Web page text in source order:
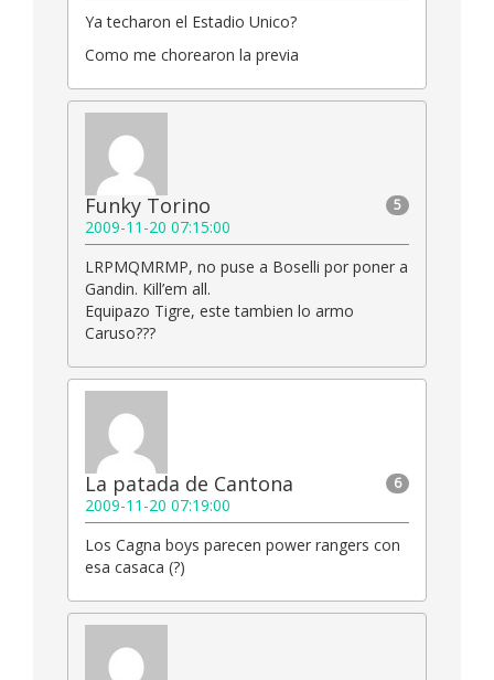
Ya techaron el Estadio Unico?
Como me chorearon la previa
5
Funky Torino
2009-11-20 07:15:00
LRPMQMRMP, no puse a Boselli por poner a
Gandin. Kill’em all.
Equipazo Tigre, este tambien lo armo
Caruso???
6
La patada de Cantona
2009-11-20 07:19:00
Los Cagna boys parecen power rangers con
esa casaca (?)